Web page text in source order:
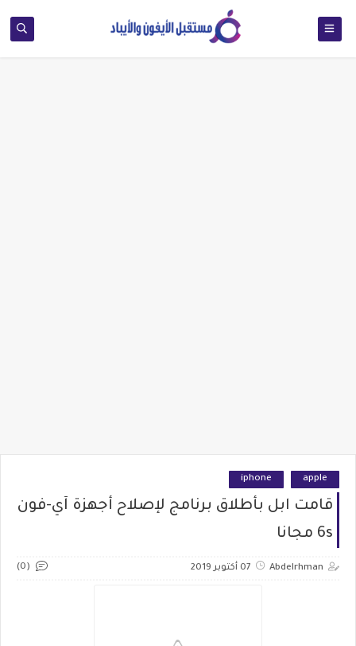
apple
iphone
قامت ابل بأطلاق برنامج لإصلاح أجهزة آي-فون
6s مجانا
Abdelrhman 07 أكتوبر 2019 (0)